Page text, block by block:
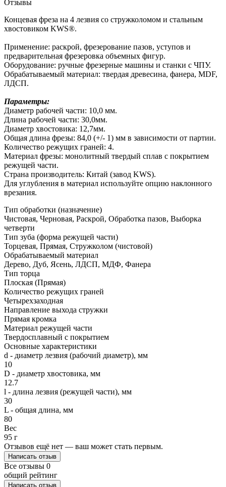
Отзывы
Концевая фреза на 4 лезвия со стружколомом и стальным
хвостовиком KWS®.
Применение: раскрой, фрезерование пазов, уступов и
предварительная фрезеровка объемных фигур.
Оборудование: ручные фрезерные машины и станки с ЧПУ.
Обрабатываемый материал: твердая древесина, фанера, MDF,
ЛДСП.
Параметры:
Диаметр рабочей части: 10,0 мм.
Длина рабочей части: 30,0мм.
Диаметр хвостовика: 12,7мм.
Общая длина фрезы: 84,0 (+/- 1) мм в зависимости от партии.
Количество режущих граней: 4.
Материал фрезы: монолитный твердый сплав с покрытием
режущей части.
Страна производитель: Китай (завод KWS).
Для углубления в материал используйте опцию наклонного
врезания.
Тип обработки (назначение)
Чистовая, Черновая, Раскрой, Обработка пазов, Выборка
четверти
Тип зуба (форма режущей части)
Торцевая, Прямая, Стружколом (чистовой)
Обрабатываемый материал
Дерево, Дуб, Ясень, ЛДСП, МДФ, Фанера
Тип торца
Плоская (Прямая)
Количество режущих граней
Четырехзаходная
Направление выхода стружки
Прямая кромка
Материал режущей части
Твердосплавный с покрытием
Основные характеристики
d - диаметр лезвия (рабочий диаметр), мм
10
D - диаметр хвостовика, мм
12.7
l - длина лезвия (режущей части), мм
30
L - общая длина, мм
80
Вес
95 г
Отзывов ещё нет — ваш может стать первым.
Написать отзыв
Все отзывы 0
общий рейтинг
Написать отзыв